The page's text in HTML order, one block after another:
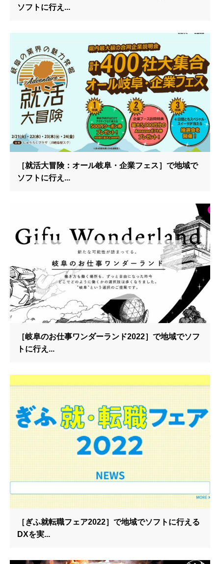
ソフトに行え...
［就活大冒険：オール岐阜・企業フェス］で地域で
ソフトに行え...
［岐阜のお仕事ワンダーランド2022］で地域でソフ
トに行え...
［ぎふ就転職フェア2022］で地域でソフトに行える
DXを実...